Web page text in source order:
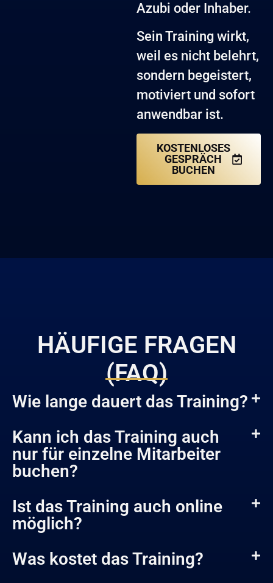
Azubi oder Inhaber.
Sein Training wirkt,
weil es nicht belehrt,
sondern begeistert,
motiviert und sofort
anwendbar ist.
KOSTENLOSES
GESPRÄCH
BUCHEN
HÄUFIGE FRAGEN
(FAQ)
Wie lange dauert das Training?
Kann ich das Training auch
nur für einzelne Mitarbeiter
buchen?
Ist das Training auch online
möglich?
Was kostet das Training?